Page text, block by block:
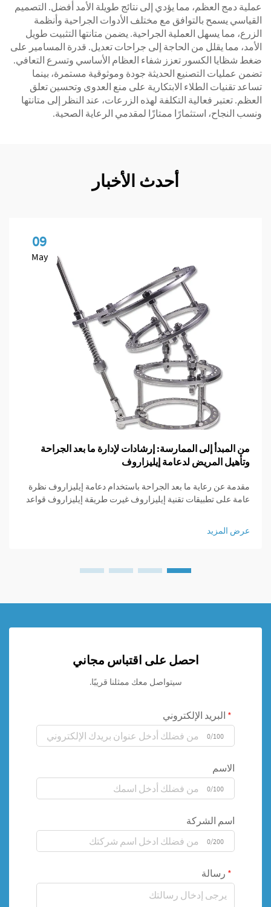
عملية دمج العظم، مما يؤدي إلى نتائج طويلة الأمد أفضل. التصميم
القياسي يسمح بالتوافق مع مختلف الأدوات الجراحية وأنظمة
الزرع، مما يسهل العملية الجراحية. يضمن متانتها التثبيت طويل
الأمد، مما يقلل من الحاجة إلى جراحات تعديل. قدرة المسامير على
ضغط شظايا الكسور تعزز شفاء العظام الأساسي وتسرع التعافي.
تضمن عمليات التصنيع الحديثة جودة وموثوقية مستمرة، بينما
تساعد تقنيات الطلاء الابتكارية على منع العدوى وتحسين تعلق
العظم. تعتبر فعالية التكلفة لهذه الزرعات، عند النظر إلى متانتها
ونسب النجاح، استثمارًا ممتازًا لمقدمي الرعاية الصحية.
أحدث الأخبار
09
May
من المبدأ إلى الممارسة: إرشادات لإدارة ما بعد الجراحة
وتأهيل المريض لدعامة إيليزاروف
مقدمة عن رعاية ما بعد الجراحة باستخدام دعامة إيليزاروف نظرة
عامة على تطبيقات تقنية إيليزاروف غيرت طريقة إيليزاروف قواعد
طول العظام، واستقرار المناطق المكسورة، وتصحيح التشوهات
التي...
عرض المزيد
احصل على اقتباس مجاني
سيتواصل معك ممثلنا قريبًا.
البريد الإلكتروني
0/100
الاسم
0/100
اسم الشركة
0/200
رسالة